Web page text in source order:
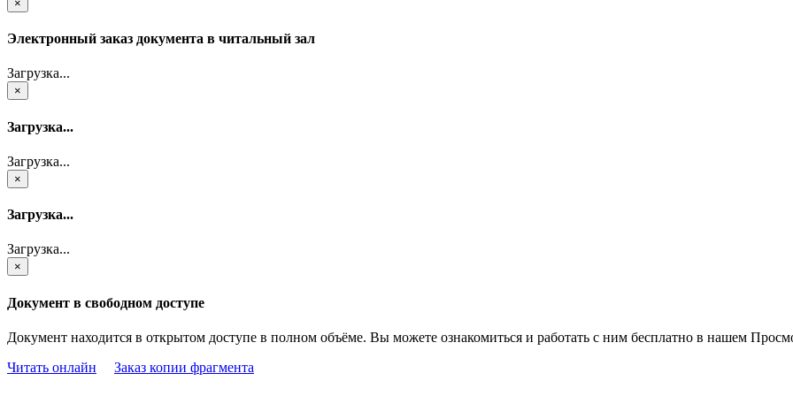
×
Электронный заказ документа в читальный зал
Загрузка...
×
Загрузка...
Загрузка...
×
Загрузка...
Загрузка...
×
Документ в свободном доступе
Документ находится в открытом доступе в полном объёме. Вы можете ознакомиться и работать с ним бесплатно в нашем
Читать онлайн
Заказ копии фрагмента